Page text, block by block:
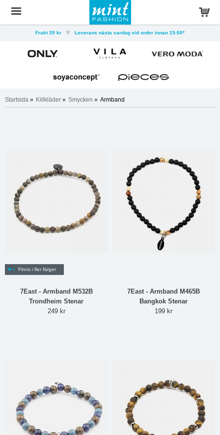
Frakt 39 kr Leverans nästa vardag vid order innan 15:00*
Startsida » Killkläder » Smycken » Armband
Finns i fler färger
7East - Armband M532B
Trondheim Stenar
249 kr
7East - Armband M465B
Bangkok Stenar
199 kr